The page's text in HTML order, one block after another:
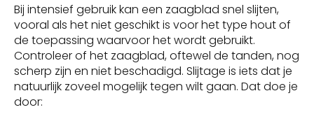
Bij intensief gebruik kan een zaagblad snel slijten,
vooral als het niet geschikt is voor het type hout of
de toepassing waarvoor het wordt gebruikt.
Controleer of het zaagblad, oftewel de tanden, nog
scherp zijn en niet beschadigd. Slijtage is iets dat je
natuurlijk zoveel mogelijk tegen wilt gaan. Dat doe je
door: